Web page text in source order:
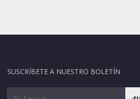
SUSCRÍBETE A NUESTRO BOLETÍN